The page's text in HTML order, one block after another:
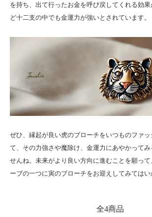
を持ち、出て行ったお金を呼び戻してくれる効
ど十二支の中でも金運力が強いとされています。
ぜひ、縁起が良い虎のブローチをいつものファ
て、その力強さや魔除け、金運力にあやかってみ
せんね。未来がより良い方向に進むことを願っ
ーブの一つに寅のブローチをお迎えしてみてはい
全4商品